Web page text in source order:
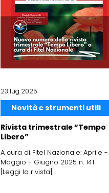
Rivista trimestrale “Tempo
Libero”
A cura di Fitel Nazionale: Aprile -
Maggio - Giugno 2025 n. 141
[Leggi la rivista]
Novità e strumenti utili
23 lug 2025